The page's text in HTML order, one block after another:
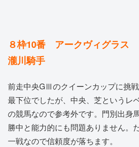
８枠10番 アークヴィグラ
瀧川騎手
前走中央GⅢのクイーンカップに挑
最下位でしたが、中央、芝というレ
の競馬なので参考外です。門別出身
勝中と能力的にも問題ありません。
一戦なので信頼度が落ちます。